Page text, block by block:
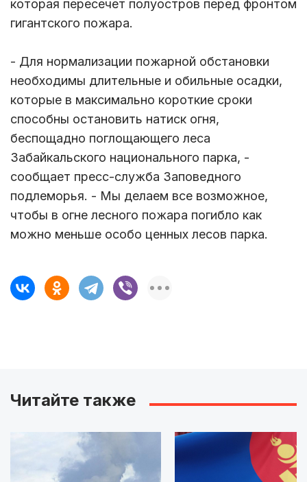
которая пересечет полуостров перед фронтом
гигантского пожара.
- Для нормализации пожарной обстановки
необходимы длительные и обильные осадки,
которые в максимально короткие сроки
способны остановить натиск огня,
беспощадно поглощающего леса
Забайкальского национального парка, -
сообщает пресс-служба Заповедного
подлеморья. - Мы делаем все возможное,
чтобы в огне лесного пожара погибло как
можно меньше особо ценных лесов парка.
Читайте также